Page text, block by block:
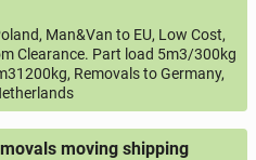
Man&Van to EU, Low Cost,
Clearance. Part load 5m3/300kg
Removals to Germany,
moving shipping